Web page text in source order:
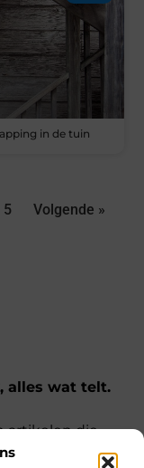
in de tuin
5 Volgende »
alles wat telt.
artikelen die
uit het